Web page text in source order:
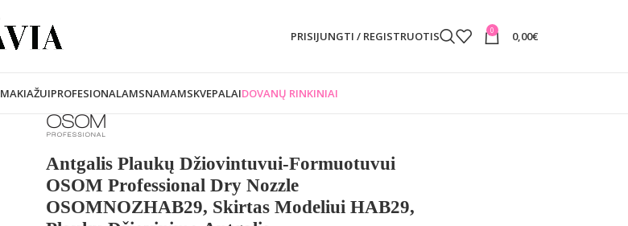
PRISIJUNGTI / REGISTRUOTIS 0 0,00€
MAKIAŽUIPROFESIONALAMSNAMAMSKVEPALAIDOVANŲ RINKINIAI
Antgalis Plaukų Džiovintuvui-Formuotuvui
OSOM Professional Dry Nozzle
OSOMNOZHAB29, Skirtas Modeliui HAB29,